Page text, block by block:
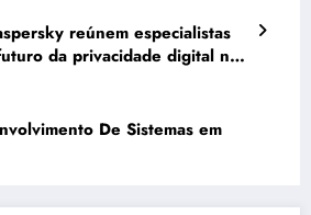
reúnem especialistas
da privacidade digital no
De Sistemas em